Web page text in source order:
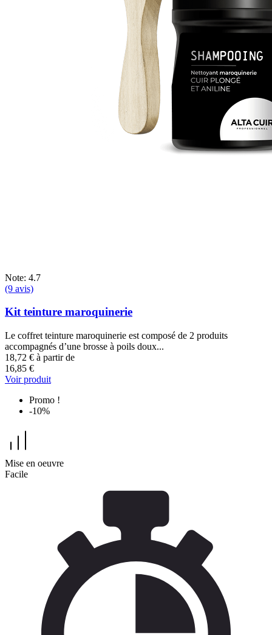
Note: 4.7
(9 avis)
Kit teinture maroquinerie
Le coffret teinture maroquinerie est composé de 2 produits
accompagnés d’une brosse à poils doux...
18,72 € à partir de
16,85 €
Voir produit
Promo !
-10%
Mise en oeuvre
Facile